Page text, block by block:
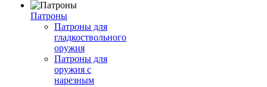
Патроны
Патроны для
гладкоствольного
оружия
Патроны для
оружия с
нарезным